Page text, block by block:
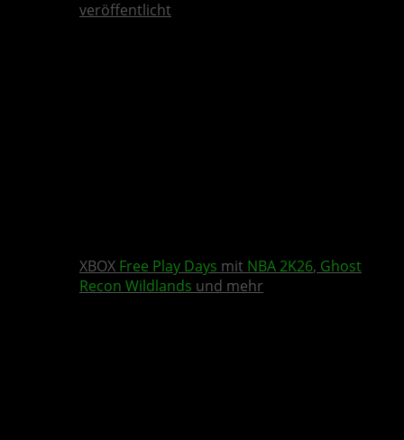
veröffentlicht
XBOX Free Play Days mit NBA 2K26, Ghost
Recon Wildlands und mehr